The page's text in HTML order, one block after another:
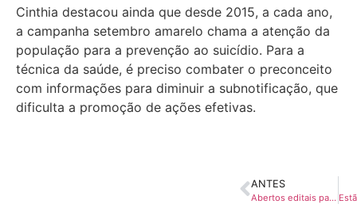
Cinthia destacou ainda que desde 2015, a cada ano,
a campanha setembro amarelo chama a atenção da
população para a prevenção ao suicídio. Para a
técnica da saúde, é preciso combater o preconceito
com informações para diminuir a subnotificação, que
dificulta a promoção de ações efetivas.
ANTES
Abertos editais para financiamento da cultura municipal